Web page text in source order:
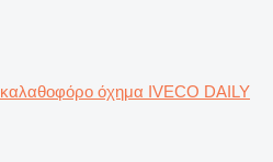
καλαθοφόρο όχημα IVECO DAILY